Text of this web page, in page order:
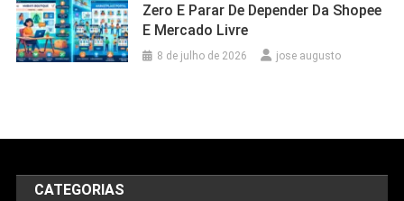
Zero E Parar De Depender Da Shopee
E Mercado Livre
8 de julho de 2026 jose augusto
CATEGORIAS